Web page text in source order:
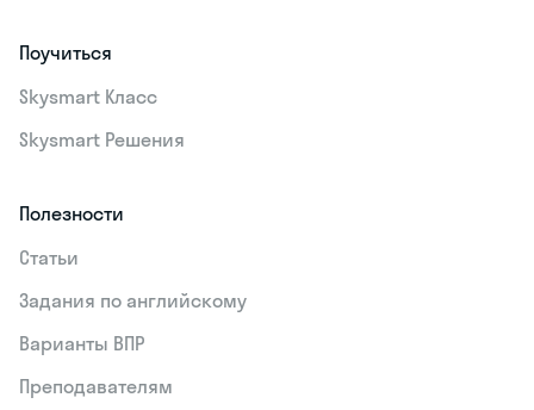
Поучиться
Skysmart Класс
Skysmart Решения
Полезности
Статьи
Задания по английскому
Варианты ВПР
Преподавателям